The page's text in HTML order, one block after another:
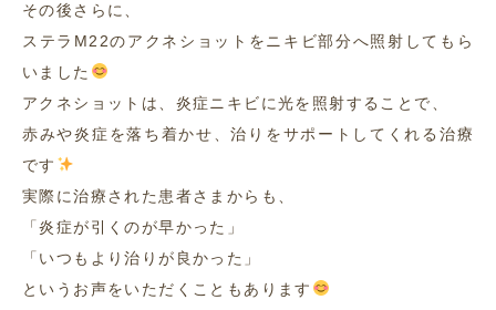
その後さらに、
ステラM22のアクネショットをニキビ部分へ照射してもら
いました
アクネショットは、炎症ニキビに光を照射することで、
赤みや炎症を落ち着かせ、治りをサポートしてくれる治療
です
実際に治療された患者さまからも、
「炎症が引くのが早かった」
「いつもより治りが良かった」
というお声をいただくこともあります